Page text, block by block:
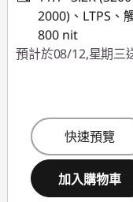
2000)、LTPS、
800 nit
預計於08/12,星期三
快速預覽
加入購物車